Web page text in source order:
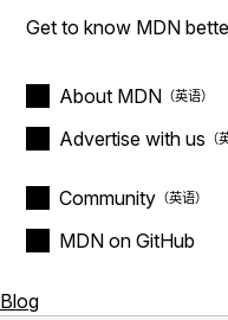
Get to know MDN
About MDN
Advertise with us
Community
MDN on GitHub
Blog